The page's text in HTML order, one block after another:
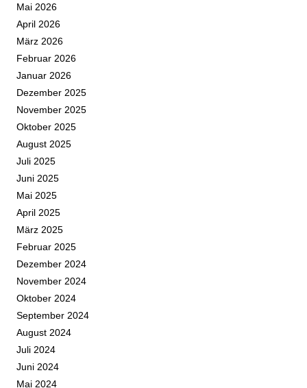
Mai 2026
April 2026
März 2026
Februar 2026
Januar 2026
Dezember 2025
November 2025
Oktober 2025
August 2025
Juli 2025
Juni 2025
Mai 2025
April 2025
März 2025
Februar 2025
Dezember 2024
November 2024
Oktober 2024
September 2024
August 2024
Juli 2024
Juni 2024
Mai 2024